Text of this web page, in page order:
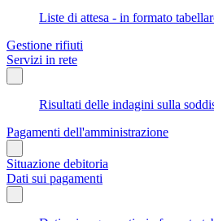
Liste di attesa - in formato
Gestione rifiuti
Servizi in rete
Risultati delle indagini sulla
Pagamenti dell'amministrazione
Situazione debitoria
Dati sui pagamenti